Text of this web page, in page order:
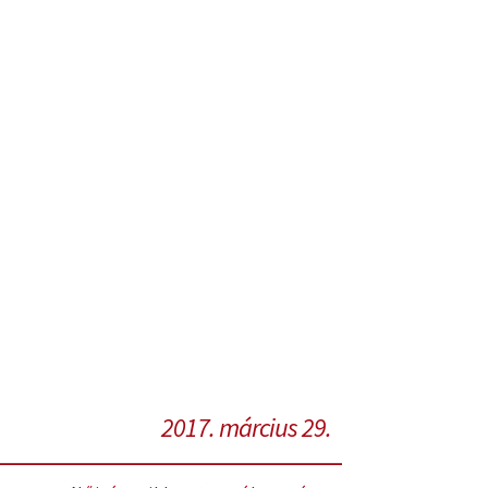
2017. március 29.